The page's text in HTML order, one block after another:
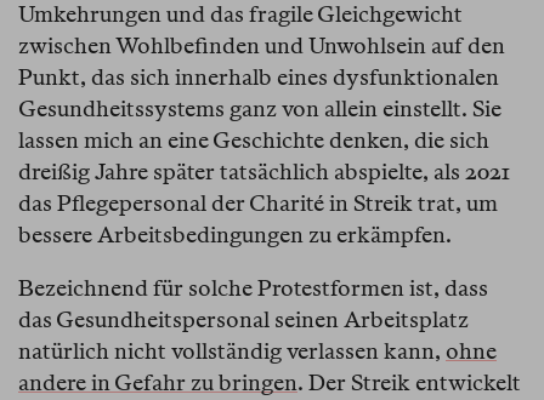
Umkehrungen und das fragile Gleichgewicht
zwischen Wohlbefinden und Unwohlsein auf den
Punkt, das sich innerhalb eines dysfunktionalen
Gesundheitssystems ganz von allein einstellt. Sie
lassen mich an eine Geschichte denken, die sich
dreißig Jahre später tatsächlich abspielte, als 2021
das Pflegepersonal der Charité in Streik trat, um
bessere Arbeitsbedingungen zu erkämpfen.
Bezeichnend für solche Protestformen ist, dass
das Gesundheitspersonal seinen Arbeitsplatz
natürlich nicht vollständig verlassen kann, ohne
andere in Gefahr zu bringen. Der Streik entwickelt